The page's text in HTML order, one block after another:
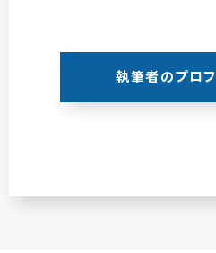
執筆者のプロ